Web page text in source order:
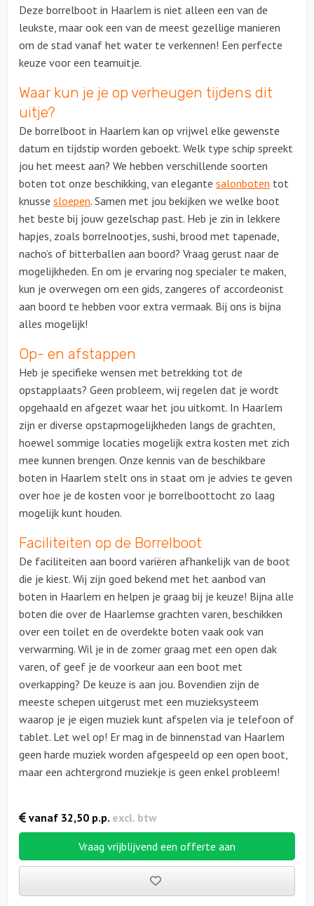
Deze borrelboot in Haarlem is niet alleen een van de
leukste, maar ook een van de meest gezellige manieren
om de stad vanaf het water te verkennen! Een perfecte
keuze voor een teamuitje.
Waar kun je je op verheugen tijdens dit
uitje?
De borrelboot in Haarlem kan op vrijwel elke gewenste
datum en tijdstip worden geboekt. Welk type schip spreekt
jou het meest aan? We hebben verschillende soorten
boten tot onze beschikking, van elegante salonboten tot
knusse sloepen. Samen met jou bekijken we welke boot
het beste bij jouw gezelschap past. Heb je zin in lekkere
hapjes, zoals borrelnootjes, sushi, brood met tapenade,
nacho’s of bitterballen aan boord? Vraag gerust naar de
mogelijkheden. En om je ervaring nog specialer te maken,
kun je overwegen om een gids, zangeres of accordeonist
aan boord te hebben voor extra vermaak. Bij ons is bijna
alles mogelijk!
Op- en afstappen
Heb je specifieke wensen met betrekking tot de
opstapplaats? Geen probleem, wij regelen dat je wordt
opgehaald en afgezet waar het jou uitkomt. In Haarlem
zijn er diverse opstapmogelijkheden langs de grachten,
hoewel sommige locaties mogelijk extra kosten met zich
mee kunnen brengen. Onze kennis van de beschikbare
boten in Haarlem stelt ons in staat om je advies te geven
over hoe je de kosten voor je borrelboottocht zo laag
mogelijk kunt houden.
Faciliteiten op de Borrelboot
De faciliteiten aan boord variëren afhankelijk van de boot
die je kiest. Wij zijn goed bekend met het aanbod van
boten in Haarlem en helpen je graag bij je keuze! Bijna alle
boten die over de Haarlemse grachten varen, beschikken
over een toilet en de overdekte boten vaak ook van
verwarming. Wil je in de zomer graag met een open dak
varen, of geef je de voorkeur aan een boot met
overkapping? De keuze is aan jou. Bovendien zijn de
meeste schepen uitgerust met een muzieksysteem
waarop je je eigen muziek kunt afspelen via je telefoon of
tablet. Let wel op! Er mag in de binnenstad van Haarlem
geen harde muziek worden afgespeeld op een open boot,
maar een achtergrond muziekje is geen enkel probleem!
Vraag vrijblijvend een offerte aan
uitjes
vanaf 32,50 p.p. excl. btw